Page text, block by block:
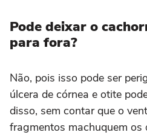
Pode deixar o
para fora?
Não, pois isso pode ser
úlcera de córnea e otite
disso, sem contar que o
fragmentos machuquem os